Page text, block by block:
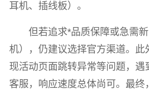
耳机、插线板）。
但若追求*品质保障或急需
机），仍建议选择官方渠道。此
现活动页面跳转异常等问题，遇
客服，响应速度总体尚可。最终